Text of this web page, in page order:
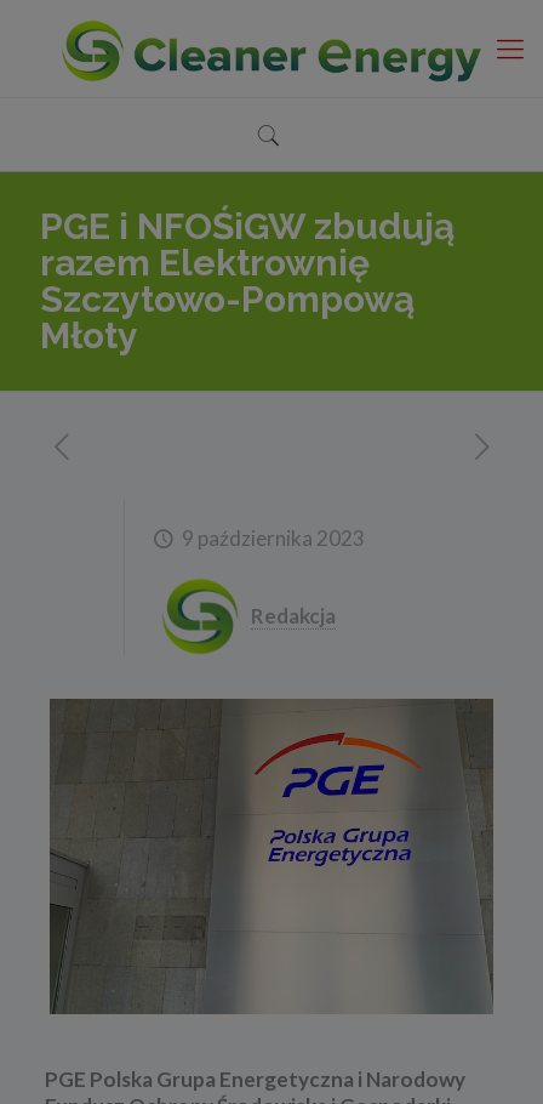
PGE i NFOŚiGW zbudują
razem Elektrownię
Szczytowo-Pompową
Młoty
9 października 2023
Redakcja
PGE Polska Grupa Energetyczna i Narodowy